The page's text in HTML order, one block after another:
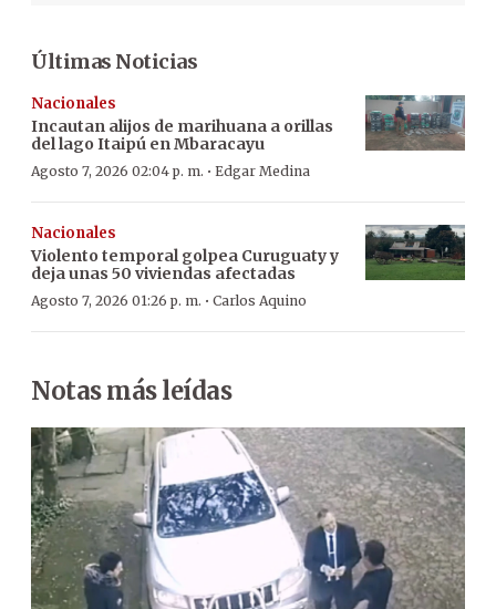
Últimas Noticias
Nacionales
Incautan alijos de marihuana a orillas
del lago Itaipú en Mbaracayu
Agosto 7, 2026 02:04 p. m. · Edgar Medina
Nacionales
Violento temporal golpea Curuguaty y
deja unas 50 viviendas afectadas
Agosto 7, 2026 01:26 p. m. · Carlos Aquino
Notas más leídas